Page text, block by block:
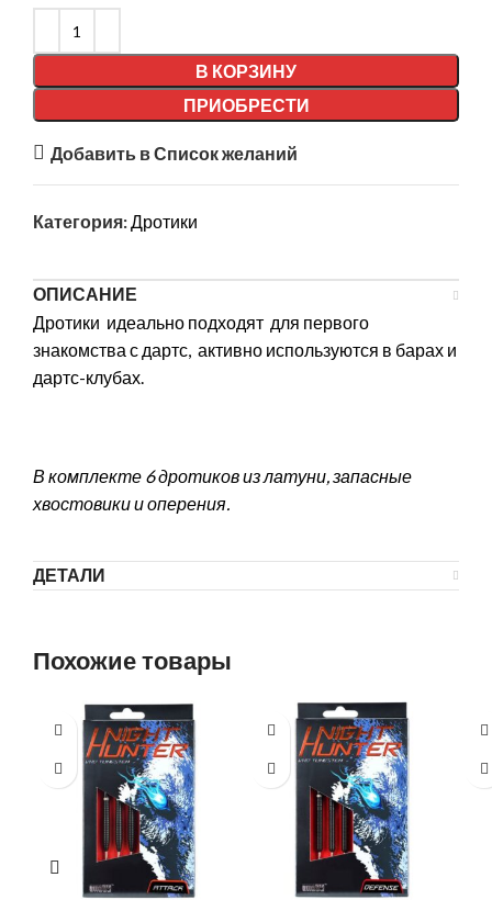
В КОРЗИНУ
ПРИОБРЕСТИ
Добавить в Список желаний
Категория:Дротики
ОПИСАНИЕ
Дротики идеально подходят для первого
знакомства с дартс, активно используются в барах и
дартс-клубах.
В комплекте 6 дротиков из латуни, запасные
хвостовики и оперения.
ДЕТАЛИ
Похожие товары